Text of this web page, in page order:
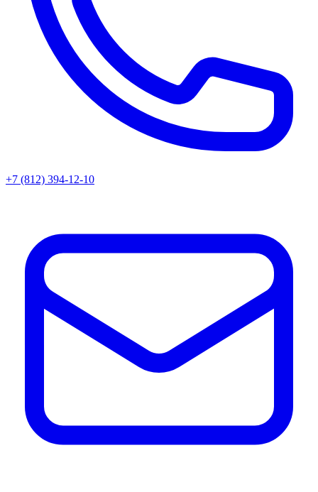
+7 (812) 394-12-10